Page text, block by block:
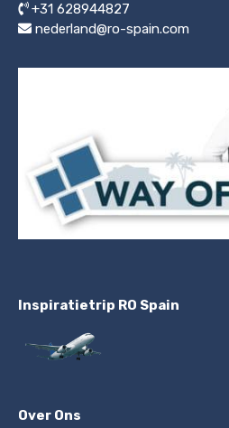
+31 628944827
nederland@ro-spain.com
Inspiratietrip RO Spain
Over Ons